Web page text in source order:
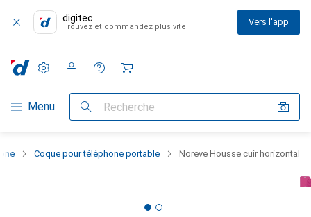
digitec
Trouvez et commandez plus vite Vers l'app
Navigation par catégorie
Menu Recherche
Paramètres
Compte client
Listes de comparaison
Listes d'envies
Panier
Coque pour téléphone portable Noreve Housse cuir horizontal